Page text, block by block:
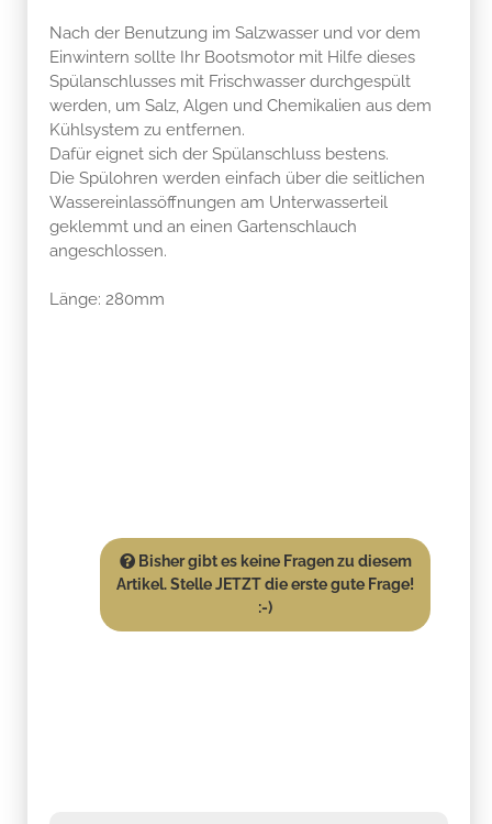
Nach der Benutzung im Salzwasser und vor dem
Einwintern sollte Ihr Bootsmotor mit Hilfe dieses
Spülanschlusses mit Frischwasser durchgespült
werden, um Salz, Algen und Chemikalien aus dem
Kühlsystem zu entfernen.
Dafür eignet sich der Spülanschluss bestens.
Die Spülohren werden einfach über die seitlichen
Wassereinlassöffnungen am Unterwasserteil
geklemmt und an einen Gartenschlauch
angeschlossen.
Länge: 280mm
Bisher gibt es keine Fragen zu diesem
Artikel. Stelle JETZT die erste gute Frage!
:-)